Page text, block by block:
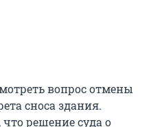
вопрос отмены
сноса здания.
решение суда о